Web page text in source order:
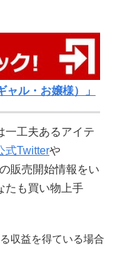
ル・お嬢様）」
一工夫あるアイテ
式Twitterや
販売開始情報をい
も買い物上手
収益を得ている場合